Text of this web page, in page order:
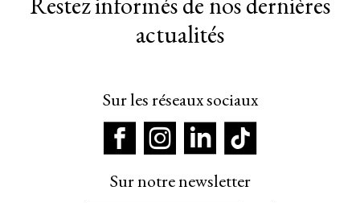
actualités
Sur les réseaux sociaux
Sur notre newsletter